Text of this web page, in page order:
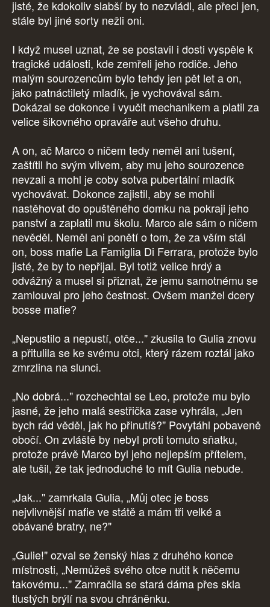
jisté, že kdokoliv slabší by to nezvládl, ale přeci jen,
stále byl jiné sorty nežli oni.
I když musel uznat, že se postavil i dosti vyspěle k
tragické události, kde zemřeli jeho rodiče. Jeho
malým sourozencům bylo tehdy jen pět let a on,
jako patnáctiletý mladík, je vychovával sám.
Dokázal se dokonce i vyučit mechanikem a platil za
velice šikovného opraváře aut všeho druhu.
A on, ač Marco o ničem tedy neměl ani tušení,
zaštítil ho svým vlivem, aby mu jeho sourozence
nevzali a mohl je coby sotva pubertální mladík
vychovávat. Dokonce zajistil, aby se mohli
nastěhovat do opuštěného domku na pokraji jeho
panství a zaplatil mu školu. Marco ale sám o ničem
nevěděl. Neměl ani ponětí o tom, že za vším stál
on, boss mafie La Famiglia Di Ferrara, protože bylo
jisté, že by to nepřijal. Byl totiž velice hrdý a
odvážný a musel si přiznat, že jemu samotnému se
zamlouval pro jeho čestnost. Ovšem manžel dcery
bosse mafie?
„Nepustilo a nepustí, otče..." zkusila to Gulia znovu
a přitulila se ke svému otci, který rázem roztál jako
zmrzlina na slunci.
„No dobrá..." rozchechtal se Leo, protože mu bylo
jasné, že jeho malá sestřička zase vyhrála, „Jen
bych rád věděl, jak ho přinutíš?" Povytáhl pobaveně
obočí. On zvláště by nebyl proti tomuto sňatku,
protože právě Marco byl jeho nejlepším přítelem,
ale tušil, že tak jednoduché to mít Gulia nebude.
„Jak..." zamrkala Gulia, „Můj otec je boss
nejvlivnější mafie ve státě a mám tři velké a
obávané bratry, ne?"
„Gulie!" ozval se ženský hlas z druhého konce
místnosti, „Nemůžeš svého otce nutit k něčemu
takovému..." Zamračila se stará dáma přes skla
tlustých brýlí na svou chráněnku.